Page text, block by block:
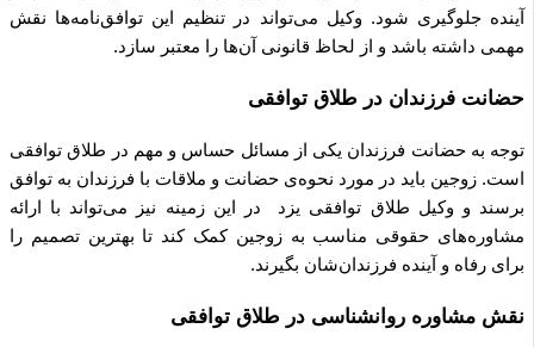
آینده جلوگیری شود. وکیل می‌تواند در تنظیم این توافق‌نامه‌ها نقش
مهمی داشته باشد و از لحاظ قانونی آن‌ها را معتبر سازد.
حضانت فرزندان در طلاق توافقی
توجه به حضانت فرزندان یکی از مسائل حساس و مهم در طلاق توافقی
است. زوجین باید در مورد نحوه‌ی حضانت و ملاقات با فرزندان به توافق
برسند و وکیل طلاق توافقی یزد در این زمینه نیز می‌تواند با ارائه
مشاوره‌های حقوقی مناسب به زوجین کمک کند تا بهترین تصمیم را
برای رفاه و آینده فرزندان‌شان بگیرند.
نقش مشاوره روانشناسی در طلاق توافقی